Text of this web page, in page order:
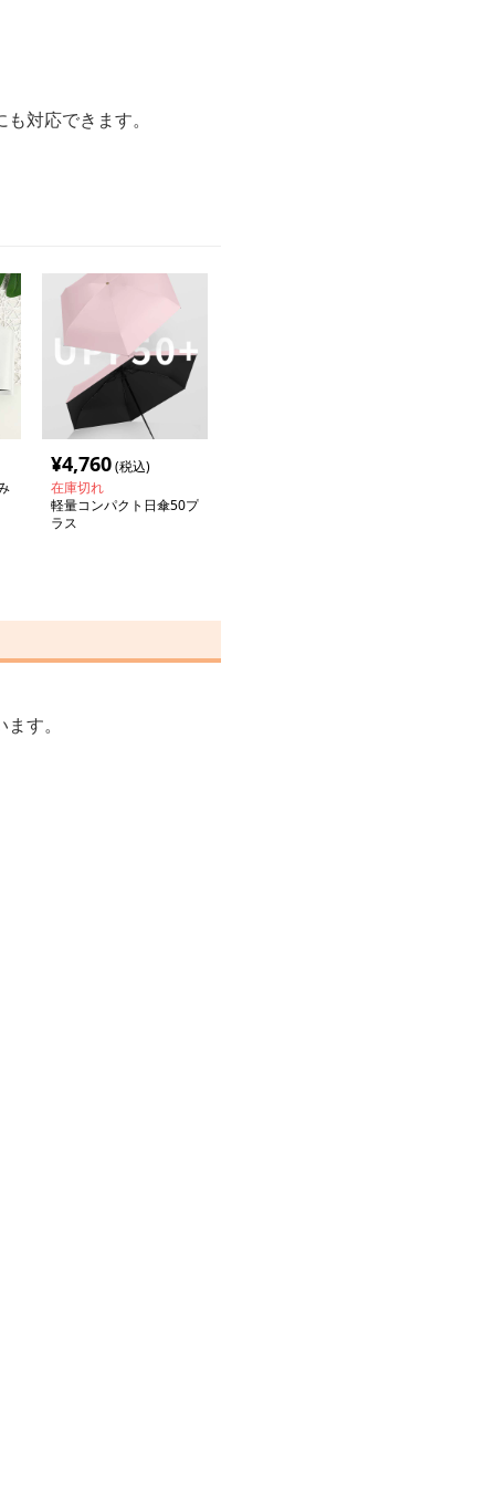
対応できます。
¥4,760(税込)
在庫切れ
軽量コンパクト日傘50プ
ラス
す。